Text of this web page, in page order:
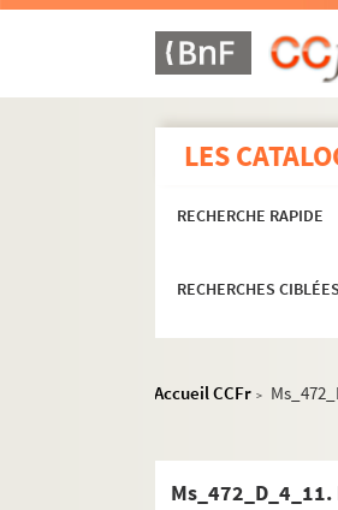
LES
RECHERCHE RAPIDE
RECHERCHES CIBLÉES
Accueil CCFr >